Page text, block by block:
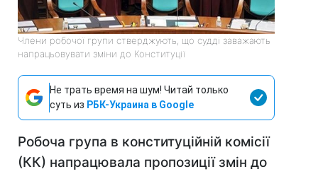
Члени робочої групи стверджують, що судді заважають
напрацьовувати зміни до Конституції
Не трать время на шум! Читай только
суть из РБК-Украина в Google
Робоча група в конституційній комісії
(КК) напрацювала пропозиції змін до